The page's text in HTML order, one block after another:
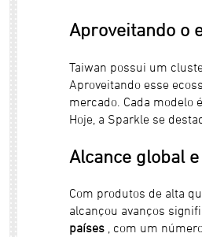
Aproveitando o
Taiwan possui um
Aproveitando esse
mercado. Cada modelo
Hoje, a Sparkle se
Alcance global
Com produtos de alta
alcançou avanços
países , com um